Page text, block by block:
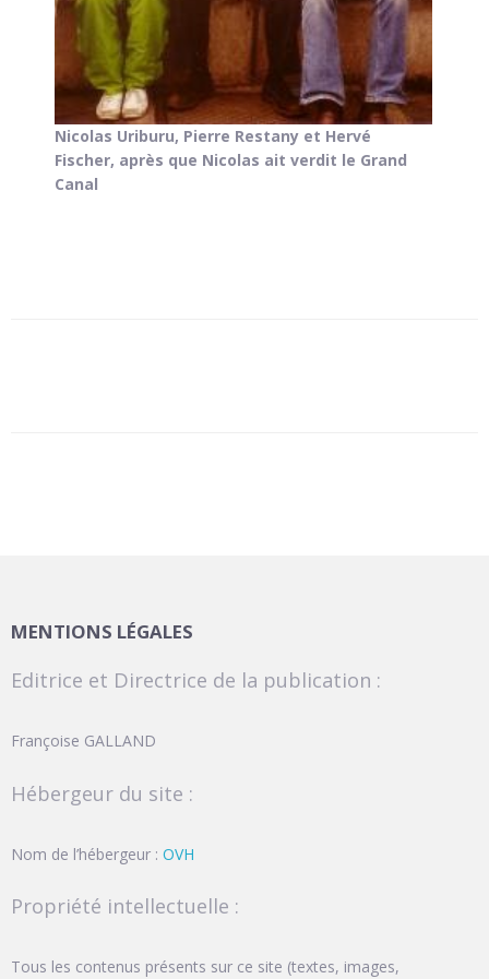
Nicolas Uriburu, Pierre Restany et Hervé
Fischer, après que Nicolas ait verdit le Grand
Canal
MENTIONS LÉGALES
Editrice et Directrice de la publication :
Françoise GALLAND
Hébergeur du site :
Nom de l’hébergeur : OVH
Propriété intellectuelle :
Tous les contenus présents sur ce site (textes, images,